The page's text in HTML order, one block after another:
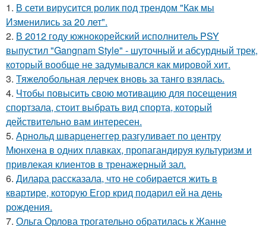
1. В сети вирусится ролик под трендом "Как мы
Изменились за 20 лет".
2. В 2012 году южнокорейский исполнитель PSY
выпустил "Gangnam Style" - шуточный и абсурдный трек,
который вообще не задумывался как мировой хит.
3. Тяжелобольная лерчек вновь за танго взялась.
4. Чтобы повысить свою мотивацию для посещения
спортзала, стоит выбрать вид спорта, который
действительно вам интересен.
5. Арнольд шварценеггер разгуливает по центру
Мюнхена в одних плавках, пропагандируя культуризм и
привлекая клиентов в тренажерный зал.
6. Дилара рассказала, что не собирается жить в
квартире, которую Егор крид подарил ей на день
рождения.
7. Ольга Орлова трогательно обратилась к Жанне